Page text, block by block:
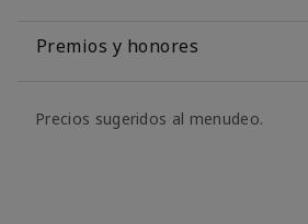
Premios y honores
Precios sugeridos al menudeo.